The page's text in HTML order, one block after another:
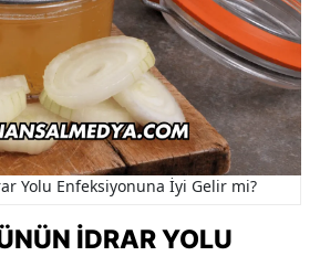
Yolu Enfeksiyonuna İyi Gelir mi?
İDRAR YOLU